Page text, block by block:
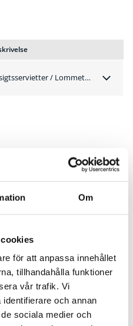
Om
för att anpassa innehållet
tillhandahålla funktioner
vår trafik. Vi
och annan
sociala medier och
/ Lommetørklæder